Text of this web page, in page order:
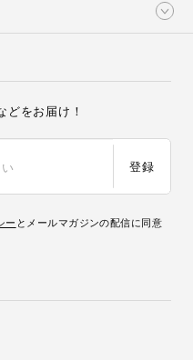
をお届け！
登録
ー とメールマガジンの配信に同意